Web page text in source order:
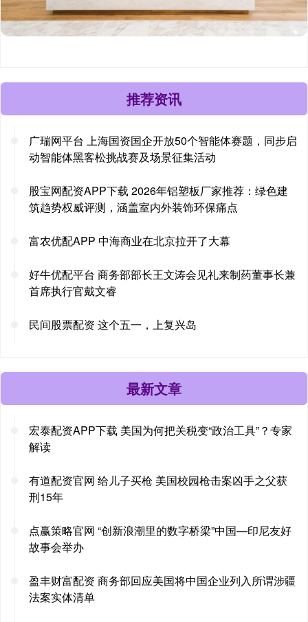
推荐资讯
广瑞网平台 上海国资国企开放50个智能体赛题，同步启
动智能体黑客松挑战赛及场景征集活动
股宝网配资APP下载 2026年铝塑板厂家推荐：绿色建
筑趋势权威评测，涵盖室内外装饰环保痛点
富农优配APP 中海商业在北京拉开了大幕
好牛优配平台 商务部部长王文涛会见礼来制药董事长兼
首席执行官戴文睿
民间股票配资 这个五一，上复兴岛
最新文章
宏泰配资APP下载 美国为何把关税变“政治工具”？专家
解读
有道配资官网 给儿子买枪 美国校园枪击案凶手之父获
刑15年
点赢策略官网 “创新浪潮里的数字桥梁”中国—印尼友好
故事会举办
盈丰财富配资 商务部回应美国将中国企业列入所谓涉疆
法案实体清单